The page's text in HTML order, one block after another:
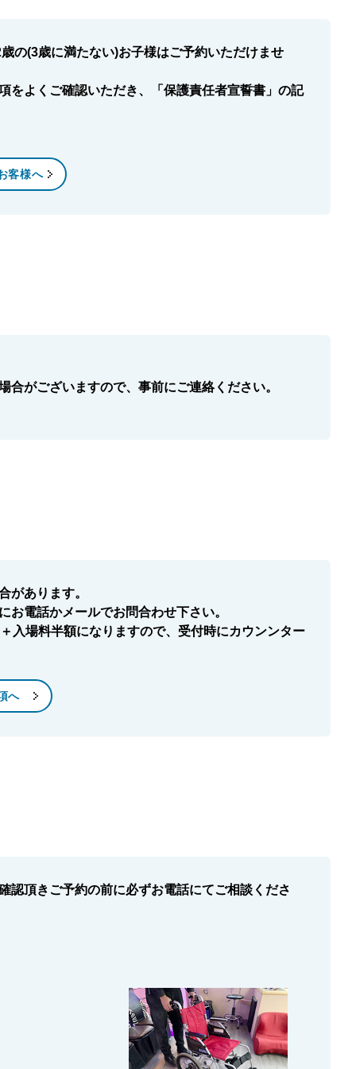
の(3歳に満たない)お子様はご予約いただけませ
をよくご確認いただき、「保護責任者宣誓書」の記
客様へ
がございますので、事前にご連絡ください。
があります。
電話かメールでお問合わせ下さい。
入場料半額になりますので、受付時にカウンンター
へ
認頂きご予約の前に必ずお電話にてご相談くださ